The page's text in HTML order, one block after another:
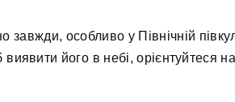
особливо у Північній
його в небі, орієнтуйтеся на